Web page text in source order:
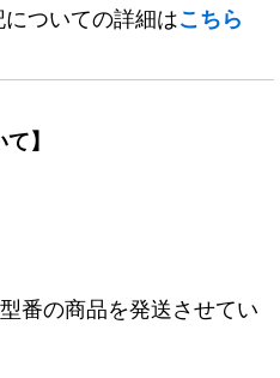
ついての詳細はこちら
】
番の商品を発送させてい